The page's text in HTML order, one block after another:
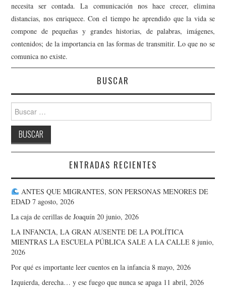
necesita ser contada. La comunicación nos hace crecer, elimina
distancias, nos enriquece. Con el tiempo he aprendido que la vida se
compone de pequeñas y grandes historias, de palabras, imágenes,
contenidos; de la importancia en las formas de transmitir. Lo que no se
comunica no existe.
BUSCAR
Buscar:
ENTRADAS RECIENTES
ANTES QUE MIGRANTES, SON PERSONAS MENORES DE
EDAD 7 agosto, 2026
La caja de cerillas de Joaquín 20 junio, 2026
LA INFANCIA, LA GRAN AUSENTE DE LA POLÍTICA
MIENTRAS LA ESCUELA PÚBLICA SALE A LA CALLE 8 junio,
2026
Por qué es importante leer cuentos en la infancia 8 mayo, 2026
Izquierda, derecha… y ese fuego que nunca se apaga 11 abril, 2026